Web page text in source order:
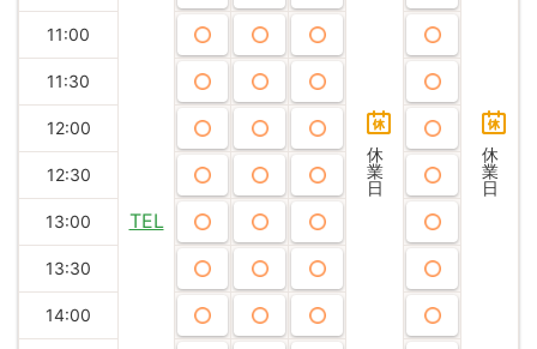
TEL
休
業
日
休
業
日
11:00
11:30
12:00
12:30
13:00
13:30
14:00